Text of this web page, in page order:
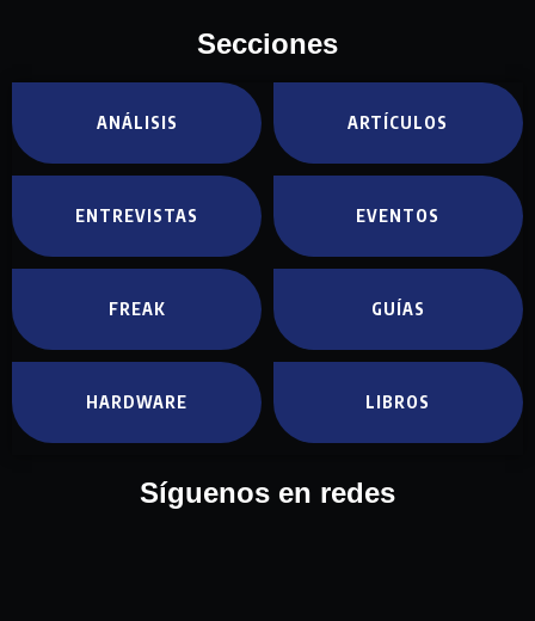
Secciones
ANÁLISIS ARTÍCULOS
ENTREVISTAS EVENTOS
FREAK GUÍAS
HARDWARE LIBROS
Síguenos en redes